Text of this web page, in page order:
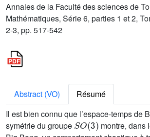
Annales de la Faculté des sciences de
Mathématiques, Série 6, parties 1 et 2,
2-3, pp. 517-542
Abstract (VO)
Résumé
Il est bien connu que l’espace-temps de
symétrie du groupe
SO(3)
montre, dans